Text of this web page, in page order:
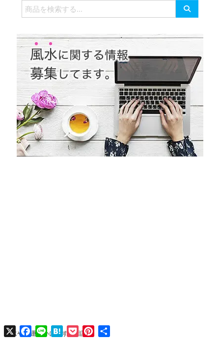
検
索
象:
風水や開運占いに関する相談
X Facebook
Line HatenaPocketPinterest